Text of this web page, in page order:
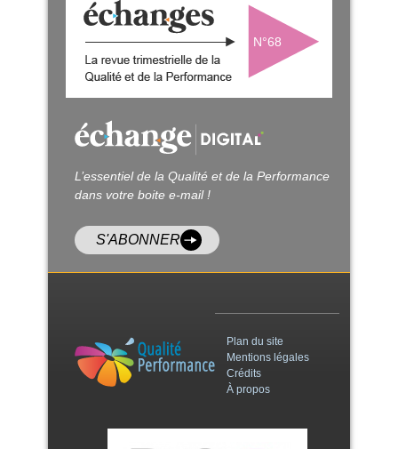
N°68
L’essentiel de la Qualité et de la Performance
dans votre boite e-mail !
S'ABONNER
Plan du site
Mentions légales
Crédits
À propos